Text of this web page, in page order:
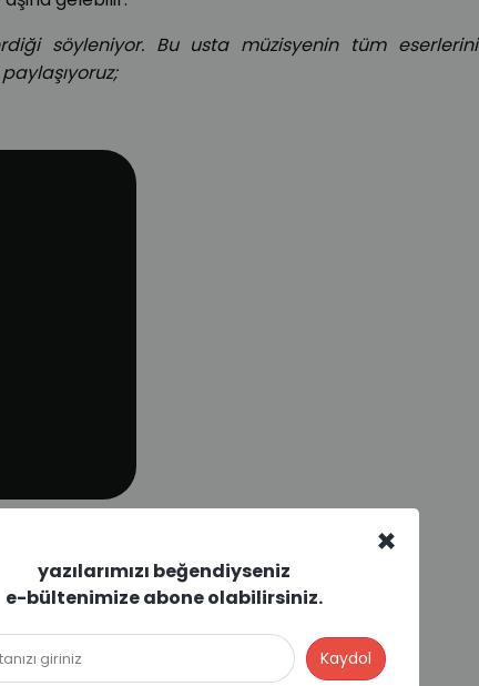
söyleniyor. Bu usta müzisyenin tüm eserlerini
×
yazılarımızı beğendiyseniz
e-bültenimize abone olabilirsiniz.